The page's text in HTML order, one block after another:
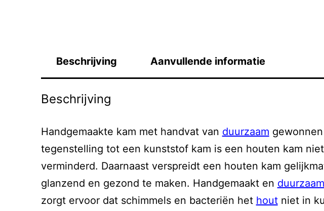
Beschrijving Aanvullende informatie
Beschrijving
Handgemaakte kam met handvat van duurzaam
tegenstelling tot een kunststof kam is een houten kam
verminderd. Daarnaast verspreidt een houten kam
glanzend en gezond te maken. Handgemaakt en duurzaam
zorgt ervoor dat schimmels en bacteriën het houtniet in